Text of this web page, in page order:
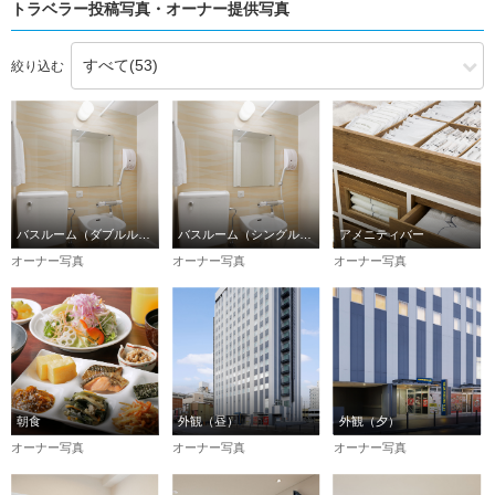
トラベラー投稿写真・オーナー提供写真
絞り込む
バスルーム（ダブルルーム）
オーナー写真
バスルーム（シングルルーム）
オーナー写真
アメニティバー
オーナー写真
朝食
オーナー写真
外観（昼）
オーナー写真
外観（夕）
オーナー写真